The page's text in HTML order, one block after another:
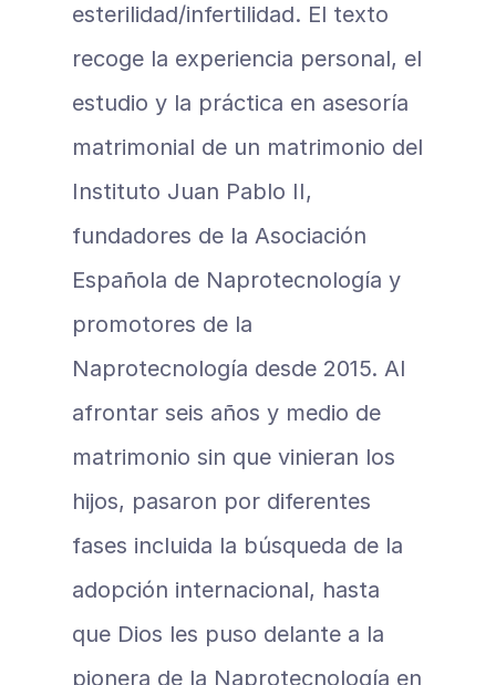
esterilidad/infertilidad. El texto
recoge la experiencia personal, el
estudio y la práctica en asesoría
matrimonial de un matrimonio del
Instituto Juan Pablo II,
fundadores de la Asociación
Española de Naprotecnología y
promotores de la
Naprotecnología desde 2015. Al
afrontar seis años y medio de
matrimonio sin que vinieran los
hijos, pasaron por diferentes
fases incluida la búsqueda de la
adopción internacional, hasta
que Dios les puso delante a la
pionera de la Naprotecnología en